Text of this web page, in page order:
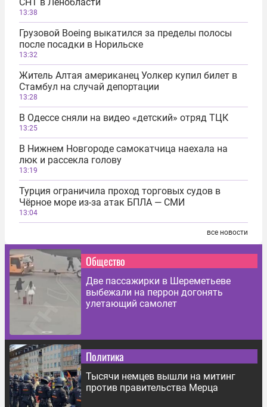
13:38
Грузовой Boeing выкатился за пределы полосы
после посадки в Норильске
13:32
Житель Алтая американец Уолкер купил билет в
Стамбул на случай депортации
13:28
В Одессе сняли на видео «детский» отряд ТЦК
13:25
В Нижнем Новгороде самокатчица наехала на
люк и рассекла голову
13:19
Турция ограничила проход торговых судов в
Чёрное море из-за атак БПЛА — СМИ
13:04
все новости
Общество
Две пассажирки в Шереметьеве
выбежали на перрон догонять
улетающий самолет
Политика
Тысячи немцев вышли на митинг
против правительства Мерца